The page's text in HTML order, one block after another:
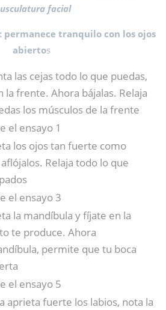
facial
permanece tranquilo con los ojos
abiertos
las cejas todo lo que puedas,
la frente. Ahora bájalas. Relaja
los músculos de la frente
el ensayo 1
los ojos tan fuerte como
Relaja todo lo que
el ensayo 3
la mandíbula y fíjate en la
te produce. Ahora
permite que tu boca
el ensayo 5
aprieta fuerte los labios, nota la